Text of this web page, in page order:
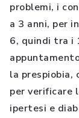
problemi, i
a 3 anni, per
6, quindi tra i
la
per verificare
ipertesi e